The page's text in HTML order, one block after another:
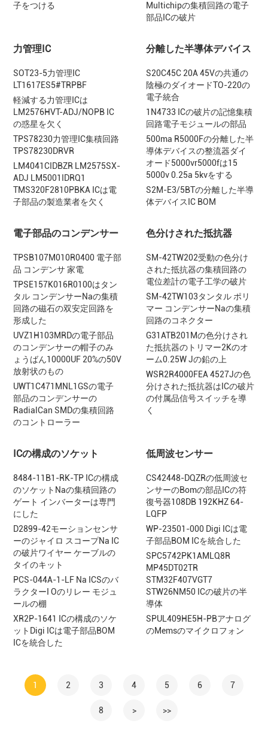
子をつける
Multichipの集積回路の電子
部品ICの破片
力管理IC
SOT23-5力管理IC
LT1617ES5#TRPBF
軽減する力管理ICは
LM2576HVT-ADJ/NOPB IC
の惑星を欠く
TPS78230力管理IC集積回路
TPS78230DRVR
LM4041CIDBZR LM2575SX-
ADJ LM5001IDRQ1
TMS320F2810PBKA ICは電
子部品の製造業者を欠く
分離した半導体デバイス
S20C45C 20A 45Vの共通の
陰極のダイオードTO-220の
電子統合
1N4733 ICの破片の記憶集積
回路電子モジュールの部品
500ma R5000Fの分離した半
導体デバイスの整流器ダイ
オード5000vr5000fは15
5000v 0.25a 5kvをする
S2M-E3/5BTの分離した半導
体デバイスIC BOM
電子部品のコンデンサー
TPSB107M010R0400 電子部
品 コンデンサ 家電
TPSE157K016R0100はタン
タル コンデンサーNaの集積
回路の磁石の双安定回路を
形成した
UVZ1H103MRDの電子部品
のコンデンサーの帽子のみ
ょうばん10000UF 20%の50V
放射状のもの
UWT1C471MNL1GSの電子
部品のコンデンサーの
RadialCan SMDの集積回路
のコントローラー
色分けされた抵抗器
SM-42TW202受動の色分け
された抵抗器の集積回路の
電位差計の電子工学の破片
SM-42TW103タンタル ポリ
マー コンデンサーNaの集積
回路のコネクター
G31ATB201Mの色分けされ
た抵抗器のトリマー2Kのオ
ーム0.25W Jの鉛の上
WSR2R4000FEA 4527Jの色
分けされた抵抗器はICの破片
の付属品信号スイッチを導
く
ICの構成のソケット
8484-11B1-RK-TP ICの構成
のソケットNaの集積回路の
ゲート インバーターは専門
にした
D2899-42モーションセンサ
ーのジャイロ スコープNa IC
の破片ワイヤー ケーブルの
タイのキット
PCS-044A-1-LF Na ICSのバ
ラクターI Oのリレー モジュ
ールの棚
XR2P-1641 ICの構成のソケ
ットDigi ICは電子部品BOM
ICを統合した
低周波センサー
CS42448-DQZRの低周波セ
ンサーのBomの部品ICの符
復号器108DB 192KHZ 64-
LQFP
WP-23501-000 Digi ICは電
子部品BOM ICを統合した
SPC5742PK1AMLQ8R
MP45DT02TR
STM32F407VGT7
STW26NM50 ICの破片の半
導体
SPUL409HE5H-PBアナログ
のMemsのマイクロフォン
1 2 3 4 5 6 7
8 > >>